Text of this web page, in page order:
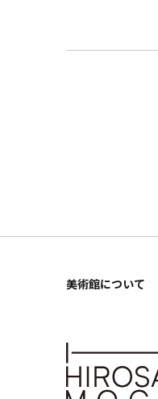
美術館について